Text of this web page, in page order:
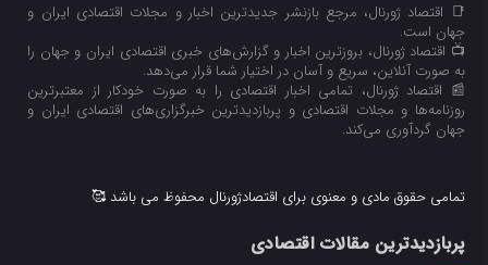
📑 اقتصاد ژورنال، مرجع بازنشر جدیدترین اخبار و مجلات اقتصادی ایران و
جهان است.
📺 اقتصاد ژورنال، بروزترین اخبار و گزارش‌های خبری اقتصادی ایران و جهان را
به صورت آنلاین، سریع و آسان در اختیار شما قرار می‌‌دهد.
📰 اقتصاد ژورنال، تمامی اخبار اقتصادی را به صورت خودکار از معتبرترین
روزنامه‌ها و مجلات اقتصادی و پربازدیدترین خبرگزاری‌های اقتصادی ایران و
جهان گردآوری می‌کند.
تمامی حقوق مادی و معنوی برای اقتصادژورنال محفوظ می باشد 🥰
پربازدیدترین مقالات اقتصادی